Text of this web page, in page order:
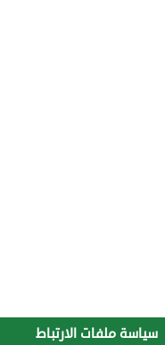
سياسة ملفات الارتباط